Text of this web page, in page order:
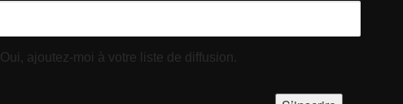
Oui, ajoutez-moi à votre liste de diffusion.